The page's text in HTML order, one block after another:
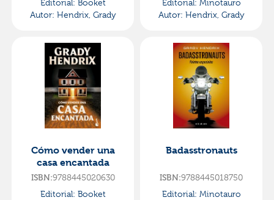
Editorial: Booket
Autor: Hendrix, Grady
Editorial: Minotauro
Autor: Hendrix, Grady
Cómo vender una
casa encantada
ISBN:9788445020630
Editorial: Booket
Badasstronauts
ISBN:9788445018750
Editorial: Minotauro